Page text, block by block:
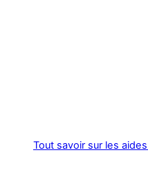
Tout savoir sur les